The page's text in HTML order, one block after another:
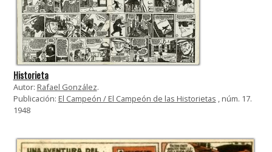
Historieta
Autor: Rafael González.
Publicación: El Campeón / El Campeón de las Historietas , núm. 17.
1948